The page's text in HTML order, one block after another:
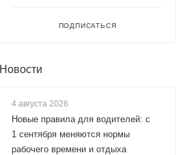
ПОДПИСАТЬСЯ
Новости
4 августа 2026
Новые правила для водителей: с
1 сентября меняются нормы
рабочего времени и отдыха